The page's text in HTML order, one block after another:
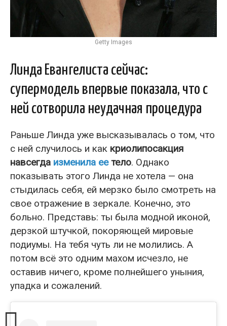
Getty Images
Линда Евангелиста сейчас:
супермодель впервые показала, что с
ней сотворила неудачная процедура
Раньше Линда уже высказывалась о том, что
с ней случилось и как криолипосакция
навсегда изменила еетело. Однако
показывать этого Линда не хотела — она
стыдилась себя, ей мерзко было смотреть на
свое отражение в зеркале. Конечно, это
больно. Представь: ты была модной иконой,
дерзкой штучкой, покоряющей мировые
подиумы. На тебя чуть ли не молились. А
потом всё это одним махом исчезло, не
оставив ничего, кроме полнейшего уныния,
упадка и сожалений.